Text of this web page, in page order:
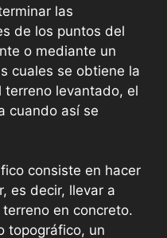
las
de los puntos del
o mediante un
cuales se obtiene la
terreno levantado, el
cuando así se
consiste en hacer
es decir, llevar a
en concreto.
topográfico, un